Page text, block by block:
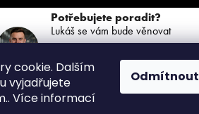
cookie. Dalším
vyjadřujete
Více informací
Odmítnout
Potřebujete poradit?
Lukáš se vám bude věnovat
(PO-PÁ: 8:00 - 16:00)